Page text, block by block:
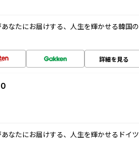
なたにお届けする、人生を輝かせる韓国の
詳細を見る
なたにお届けする、人生を輝かせるドイツ